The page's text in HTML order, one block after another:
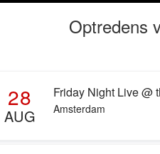
Optredens
28
AUG
Friday Night Live @
Amsterdam